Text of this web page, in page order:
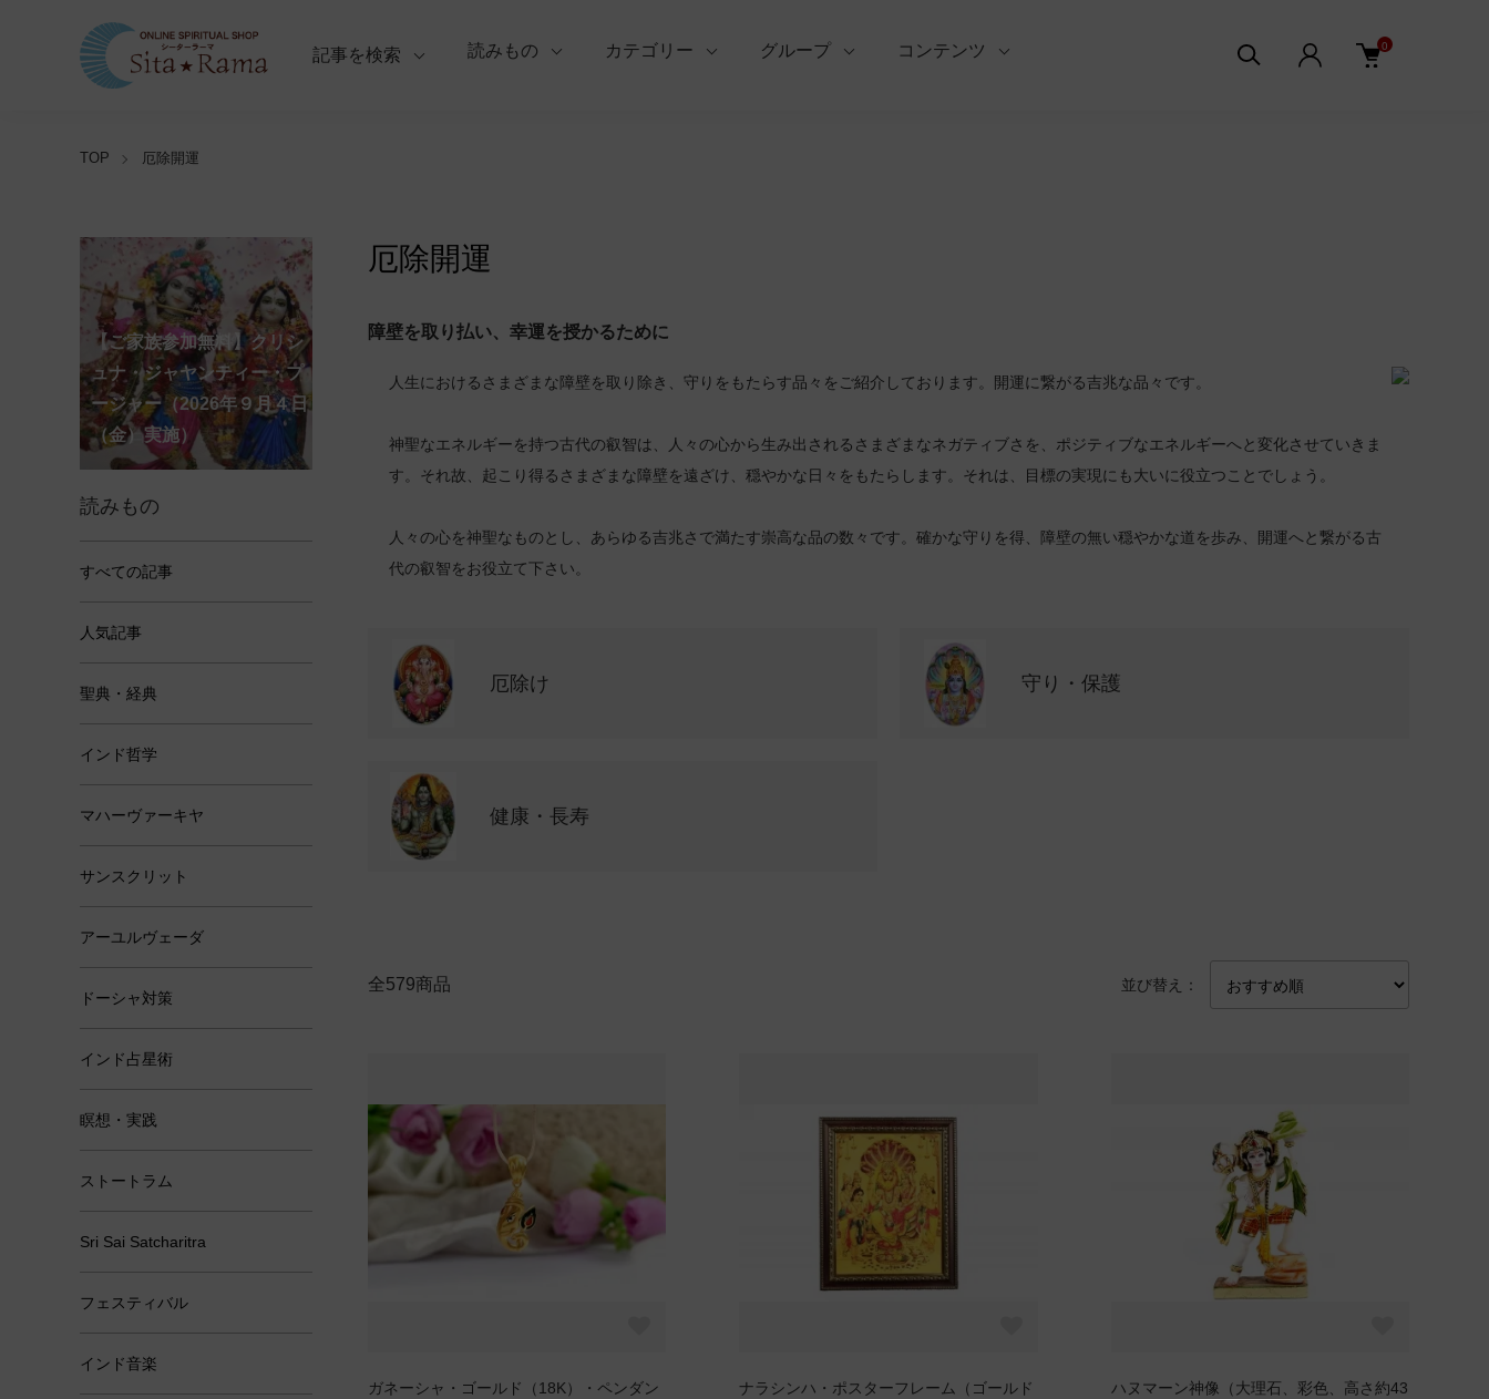
記事を検索 読みもの カテゴリー グループ コンテンツ 0
TOP 厄除開運
厄除開運
障壁を取り払い、幸運を授かるために
人生におけるさまざまな障壁を取り除き、守りをもたらす品々をご紹介しております。開運に繋がる吉兆な品々です。
神聖なエネルギーを持つ古代の叡智は、人々の心から生み出されるさまざまなネガティブさを、ポジティブなエネルギーへと変化させていきま
す。それ故、起こり得るさまざまな障壁を遠ざけ、穏やかな日々をもたらします。それは、目標の実現にも大いに役立つことでしょう。
人々の心を神聖なものとし、あらゆる吉兆さで満たす崇高な品の数々です。確かな守りを得、障壁の無い穏やかな道を歩み、開運へと繋がる古
代の叡智をお役立て下さい。
厄除け 守り・保護
健康・長寿
全579商品 並び替え：
ガネーシャ・ゴールド（18K）・ペンダン
ナラシンハ・ポスターフレーム（ゴールド
ハヌマーン神像（大理石、彩色、高さ約43
【ご家族参加無料】ア
ーディ・アマーヴァシャ
ー・プージャー（2026年８
月12日（水）実施）
【ご家族参加無料】ラ
クシュミー・クベーラ・マ
ンスリー・プージャー
（2026年８月12日（水）実
施）
【ご家族参加無料】ナ
ーガ・パンチャミー・プー
ジャー（2026年８月17日
（月）実施）
【ご家族参加無料】ヴ
ァラ・ラクシュミー・ヴラ
タ・プージャー（2026年８
月28日（金）実施）
【ご家族参加無料】サ
ンカタハラ・チャトゥルテ
ィー・プージャー（2026年
８月31日（月）実施）
【ご家族参加無料】クリシ
ュナ・ジャヤンティー・プ
ージャー（2026年９月４日
（金）実施）
【ご家族参加無料】ガ
ネーシャ・チャトゥルティ
ー・プージャー（2026年９
月14日（月）実施）
【ご家族参加無料】マ
ハーラクシュミー・ヴラ
タ・プージャー（2026年９
月19日（土）実施）
第220回グループ・ホ
ーマ（ナーガ・パンチャミ
ー、2026年８月17日（月）
実施）
第221回グループ・ホ
ーマ（ガーヤトリー・ジャ
ヤンティー、2026年８月28
日（金）実施）
アンナダーナ・プロジェク
ト（食事の奉仕）
ポストコロナ福祉活動支援
募金
読みもの
すべての記事
人気記事
聖典・経典
インド哲学
マハーヴァーキヤ
サンスクリット
アーユルヴェーダ
ドーシャ対策
インド占星術
瞑想・実践
ストートラム
Sri Sai Satcharitra
フェスティバル
インド音楽